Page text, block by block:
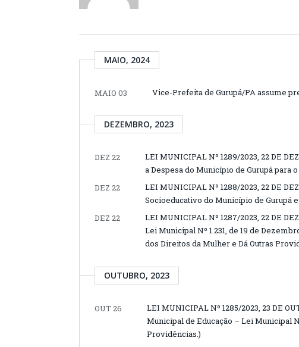
MAIO, 2024
MAIO 03 Vice-Prefeita de Gurupá/PA assume
DEZEMBRO, 2023
DEZ 22
LEI MUNICIPAL Nº 1289/2023, 22 DE
a Despesa do Município de Gurupá para
DEZ 22
LEI MUNICIPAL Nº 1288/2023, 22 DE
Socioeducativo do Município de Gurupá
DEZ 22
LEI MUNICIPAL Nº 1287/2023, 22 DE
Lei Municipal Nº 1.231, de 19 de
dos Direitos da Mulher e Dá Outras
OUTUBRO, 2023
OUT 26
LEI MUNICIPAL Nº 1285/2023, 23 DE
Municipal de Educação – Lei Municipal
Providências.)